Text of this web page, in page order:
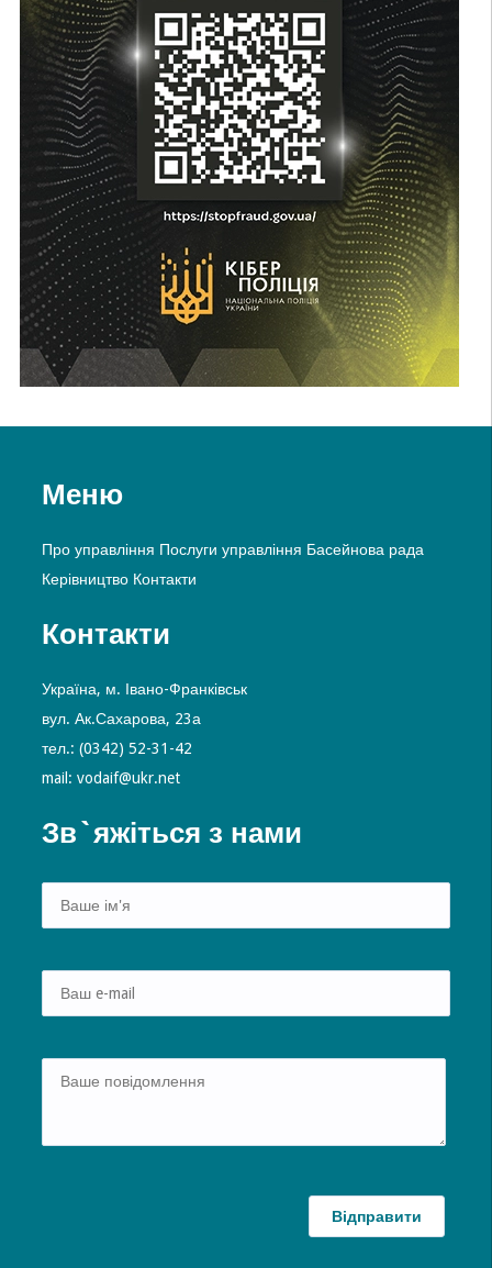
Меню
Про управління Послуги управління Басейнова рада
Керівництво Контакти
Контакти
Україна, м. Івано-Франківськ
вул. Ак.Сахарова, 23а
тел.: (0342) 52-31-42
mail: vodaif@ukr.net
Зв`яжіться з нами